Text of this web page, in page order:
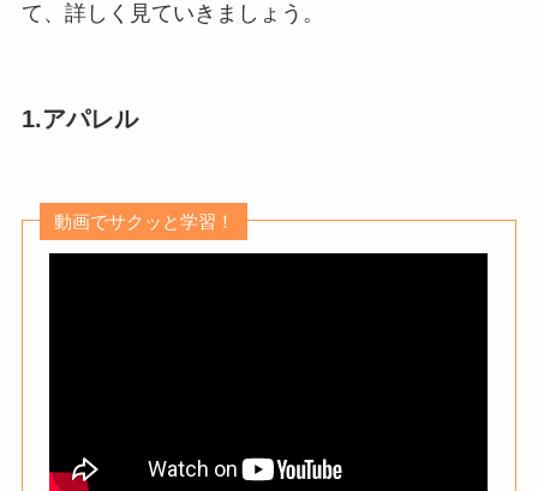
て、詳しく見ていきましょう。
1.アパレル
動画でサクッと学習！